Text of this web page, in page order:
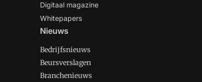
Digitaal magazine
Whitepapers
Nieuws
Bedrijfsnieuws
Beursverslagen
Branchenieuws